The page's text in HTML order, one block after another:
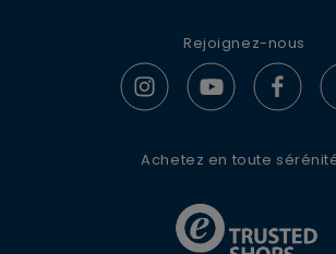
S'ABONNER
Rejoignez-nous
Achetez en toute
En renseignant votre adresse e-mail,
recevoir des communications par e-
Rivadouce et Milton, son partenaire